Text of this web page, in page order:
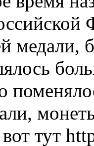
медали,
тут